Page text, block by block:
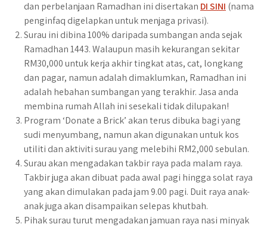
dan perbelanjaan Ramadhan ini disertakan DI SINI (nama
penginfaq digelapkan untuk menjaga privasi).
Surau ini dibina 100% daripada sumbangan anda sejak
Ramadhan 1443. Walaupun masih kekurangan sekitar
RM30,000 untuk kerja akhir tingkat atas, cat, longkang
dan pagar, namun adalah dimaklumkan, Ramadhan ini
adalah hebahan sumbangan yang terakhir. Jasa anda
membina rumah Allah ini sesekali tidak dilupakan!
Program ‘Donate a Brick’ akan terus dibuka bagi yang
sudi menyumbang, namun akan digunakan untuk kos
utiliti dan aktiviti surau yang melebihi RM2,000 sebulan.
Surau akan mengadakan takbir raya pada malam raya.
Takbir juga akan dibuat pada awal pagi hingga solat raya
yang akan dimulakan pada jam 9.00 pagi. Duit raya anak-
anak juga akan disampaikan selepas khutbah.
Pihak surau turut mengadakan jamuan raya nasi minyak